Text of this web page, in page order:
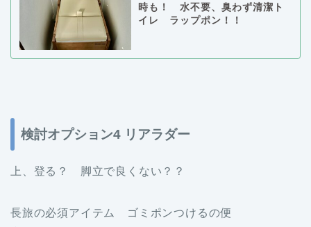
時も！ 水不要、臭わず清潔ト
イレ ラップポン！！
検討オプション4 リアラダー
上、登る？ 脚立で良くない？？
長旅の必須アイテム ゴミポンつけるの便